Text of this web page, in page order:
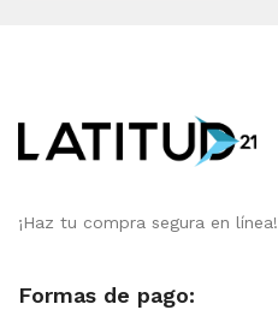
¡Haz tu compra segura en línea!
Formas de pago: